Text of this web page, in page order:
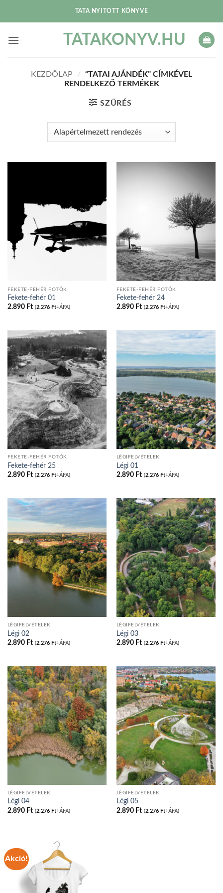
TATA NYITOTT KÖNYVE
TATAKONYV.HU
KEZDŐLAP /
“TATAI AJÁNDÉK” CÍMKÉVEL
RENDELKEZŐ TERMÉKEK
SZŰRÉS
FEKETE-FEHÉR FOTÓK
Fekete-fehér 01
2.890 Ft (2.276 Ft+ÁFA)
FEKETE-FEHÉR FOTÓK
Fekete-fehér 24
2.890 Ft (2.276 Ft+ÁFA)
FEKETE-FEHÉR FOTÓK
Fekete-fehér 25
2.890 Ft (2.276 Ft+ÁFA)
LÉGIFELVÉTELEK
Légi 01
2.890 Ft (2.276 Ft+ÁFA)
LÉGIFELVÉTELEK
Légi 02
2.890 Ft (2.276 Ft+ÁFA)
LÉGIFELVÉTELEK
Légi 03
2.890 Ft (2.276 Ft+ÁFA)
LÉGIFELVÉTELEK
Légi 04
2.890 Ft (2.276 Ft+ÁFA)
LÉGIFELVÉTELEK
Légi 05
2.890 Ft (2.276 Ft+ÁFA)
Akció!